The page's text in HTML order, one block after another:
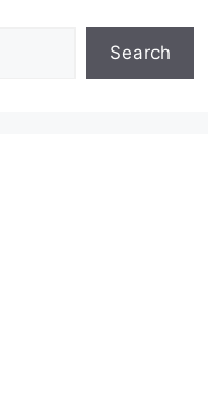
Search